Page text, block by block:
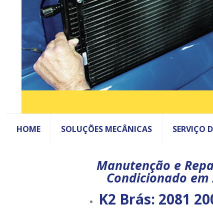
HOME SOLUÇÕES MECÂNICAS SERVIÇO
Manutenção e
Condicionado em
K2 Brás: 2081